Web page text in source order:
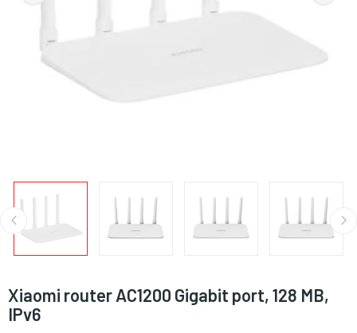
Xiaomi router AC1200 Gigabit port, 128 MB,
IPv6